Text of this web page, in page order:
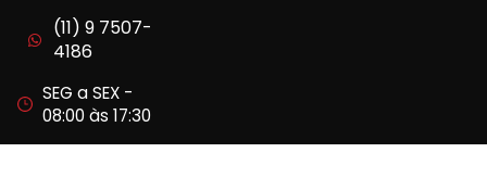
(11) 9 7507-
4186
SEG a SEX -
08:00 às 17:30